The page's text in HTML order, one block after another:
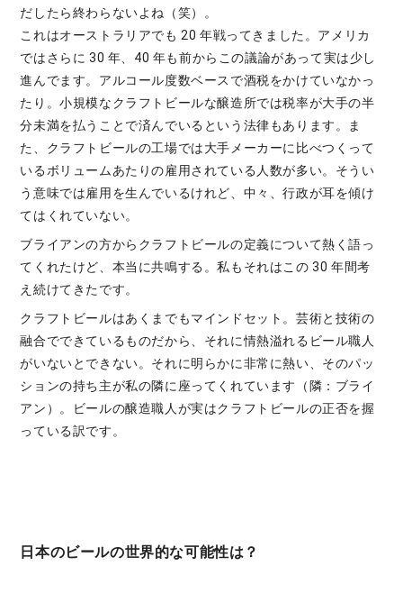
だしたら終わらないよね（笑）。
これはオーストラリアでも 20 年戦ってきました。アメリカ
ではさらに 30 年、40 年も前からこの議論があって実は少し
進んでます。アルコール度数ベースで酒税をかけていなかっ
たり。小規模なクラフトビールな醸造所では税率が大手の半
分未満を払うことで済んでいるという法律もあります。ま
た、クラフトビールの工場では大手メーカーに比べつくって
いるボリュームあたりの雇用されている人数が多い。そうい
う意味では雇用を生んでいるけれど、中々、行政が耳を傾け
てはくれていない。
ブライアンの方からクラフトビールの定義について熱く語っ
てくれたけど、本当に共鳴する。私もそれはこの 30 年間考
え続けてきたです。
クラフトビールはあくまでもマインドセット。芸術と技術の
融合でできているものだから、それに情熱溢れるビール職人
がいないとできない。それに明らかに非常に熱い、そのパッ
ションの持ち主が私の隣に座ってくれています（隣：ブライ
アン）。ビールの醸造職人が実はクラフトビールの正否を握
っている訳です。
日本のビールの世界的な可能性は？